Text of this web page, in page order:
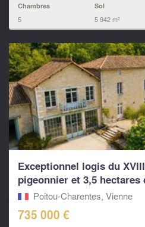
Chambres
5
Sol
5 942 m²
Exceptionnel logis du
pigeonnier et 3,5
Poitou-Charentes, Vienne
735 000 €